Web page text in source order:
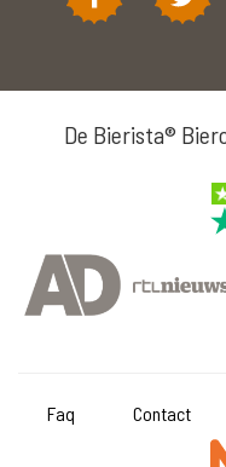
De Bierista®
Faq Contact